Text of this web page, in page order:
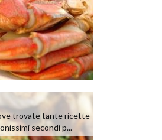
trovate tante ricette
secondi p...